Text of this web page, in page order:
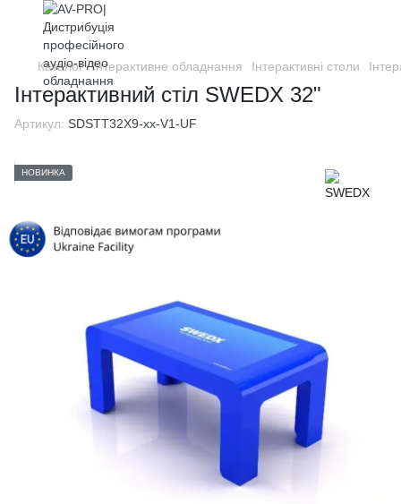
Каталог Інтерактивне обладнання Інтерактивні столи
Інтерактивний стіл SWEDX 32"
Артикул: SDSTT32X9-xx-V1-UF
НОВИНКА